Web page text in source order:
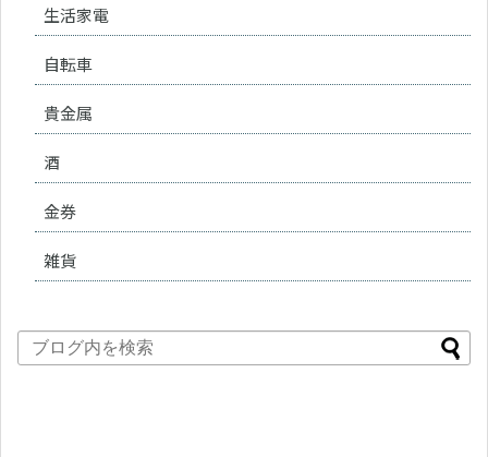
生活家電
自転車
貴金属
酒
金券
雑貨